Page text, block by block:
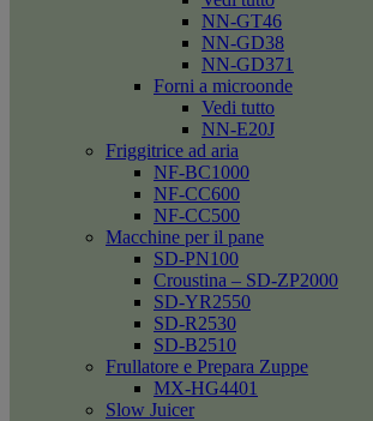
NN-GT46
NN-GD38
NN-GD371
Forni a microonde
Vedi tutto
NN-E20J
Friggitrice ad aria
NF-BC1000
NF-CC600
NF-CC500
Macchine per il pane
SD-PN100
Croustina – SD-ZP2000
SD-YR2550
SD-R2530
SD-B2510
Frullatore e Prepara Zuppe
MX-HG4401
Slow Juicer